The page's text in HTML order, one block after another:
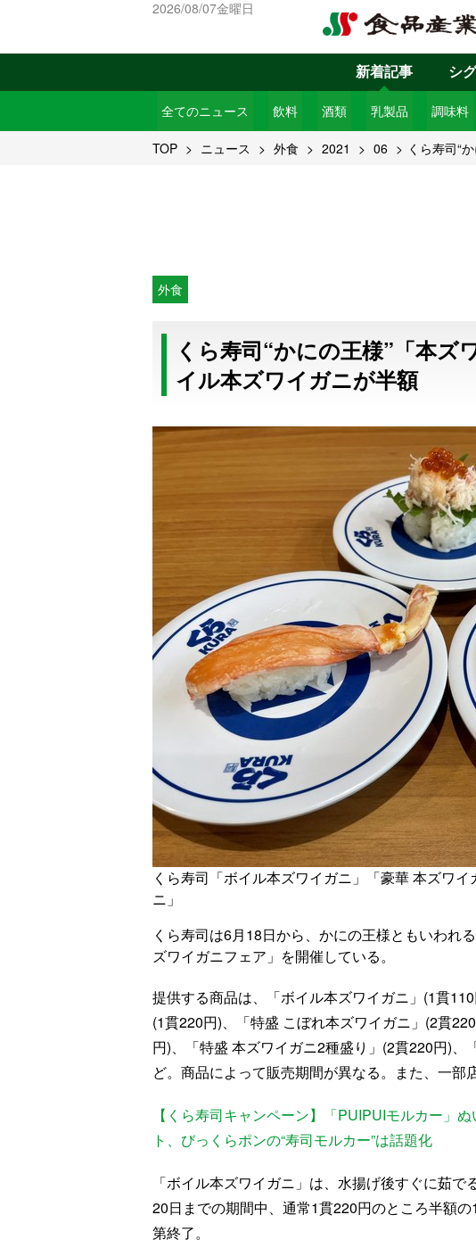
2026/08/07金曜日
新着記事
全てのニュース 飲料 酒類 乳製品 調味料
シ
TOP ニュース 外食 2021 06 くら寿司“
外食
くら寿司“かにの王様”「本ズ
イル本ズワイガニが半額
くら寿司「ボイル本ズワイガニ」「豪華 本ズワ
ニ」
くら寿司は6月18日から、かにの王様ともいわれ
ズワイガニフェア」を開催している。
提供する商品は、「ボイル本ズワイガニ」(1貫
(1貫220円)、「特盛 こぼれ本ズワイガニ」(2貫
円)、「特盛 本ズワイガニ2種盛り」(2貫220円)
ど。商品によって販売期間が異なる。また、一部
【くら寿司キャンペーン】「PUIPUIモルカー」
ト、びっくらポンの“寿司モルカー”は話題化
「ボイル本ズワイガニ」は、水揚げ後すぐに茹
20日までの期間中、通常1貫220円のところ半額
第終了。